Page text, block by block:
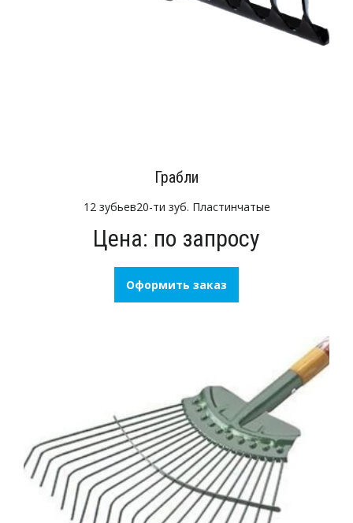
Грабли
12 зубьев20-ти зуб. Пластинчатые
Цена: по запросу
Оформить заказ